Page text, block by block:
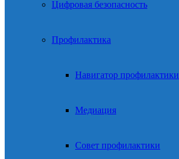
Цифровая безопасность
Профилактика
Навигатор профилактики
Медиация
Совет профилактики